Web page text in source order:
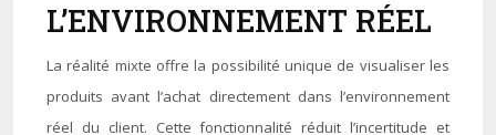
L’ENVIRONNEMENT RÉEL
La réalité mixte offre la possibilité unique de visualiser les
produits avant l’achat directement dans l’environnement
réel du client. Cette fonctionnalité réduit l’incertitude et